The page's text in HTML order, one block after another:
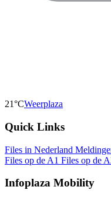
21°CWeerplaza
Quick Links
Files in Nederland
Files op de A1 Files op de
Infoplaza Mobility